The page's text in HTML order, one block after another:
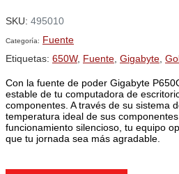
SKU: 495010
Categoría: Fuente
Etiquetas: 650W, Fuente Gigabyte
Con la fuente de poder Gigabyte
estable de tu computadora de
componentes. A través de su sistema
temperatura ideal de sus
funcionamiento silencioso, tu equipo
que tu jornada sea más agradable.